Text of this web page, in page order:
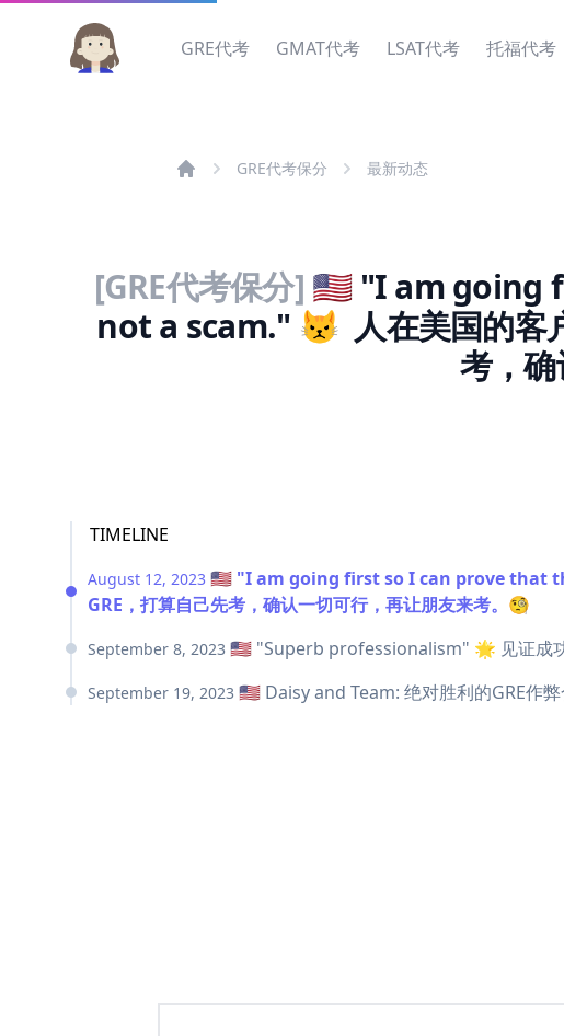
GRE代考 GMAT代考 LSAT代考 托福代考
GRE代考保分 最新动态
[GRE代考保分] 🇺🇸 "I am going
not a scam." 😾 人在美国的客
考，
TIMELINE
August 12, 2023 🇺🇸 "I am going first so I can prove that
GRE，打算自己先考，确认一切可行，再让朋友来考。🧐
September 8, 2023 🇺🇸 "Superb professionalism" 🌟 见证成
September 19, 2023 🇺🇸 Daisy and Team: 绝对胜利的GRE作